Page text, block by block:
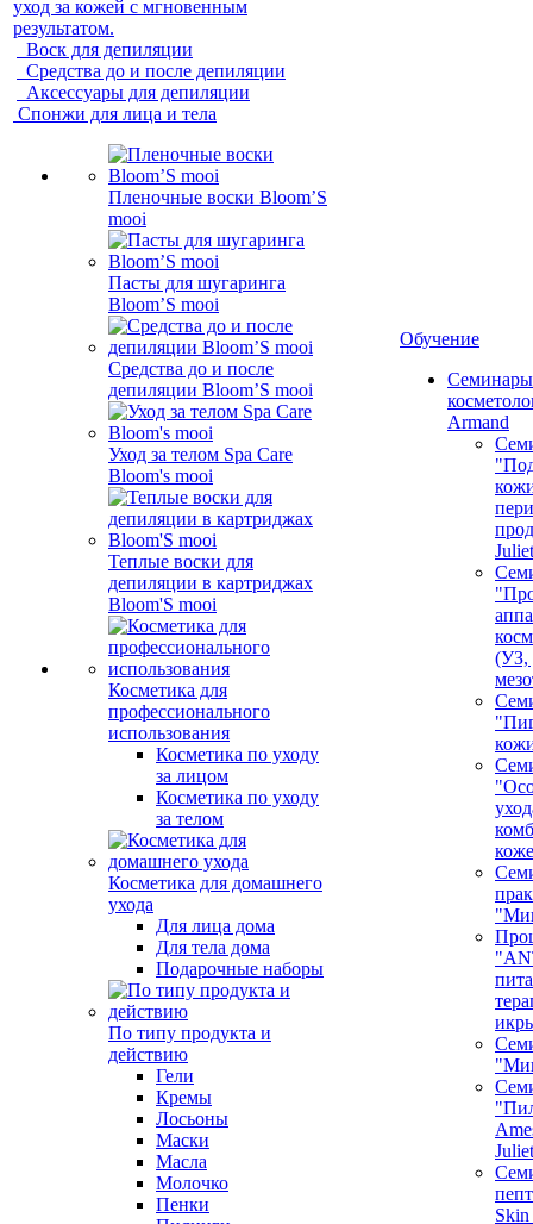
уход за кожей с мгновенным
результатом.
Воск для депиляции
Средства до и после депиляции
Аксессуары для депиляции
Спонжи для лица и тела
Пленочные воски Bloom’S
mooi
Пасты для шугаринга
Bloom’S mooi
Средства до и после
депиляции Bloom’S mooi
Уход за телом Spa Care
Bloom's mooi
Теплые воски для
депиляции в картриджах
Bloom'S mooi
Косметика для
профессионального
использования
Косметика по уходу
за лицом
Косметика по уходу
за телом
Косметика для домашнего
ухода
Для лица дома
Для тела дома
Подарочные наборы
По типу продукта и
действию
Гели
Кремы
Лосьоны
Маски
Масла
Молочко
Пенки
Обучение
Armand
(УЗ,